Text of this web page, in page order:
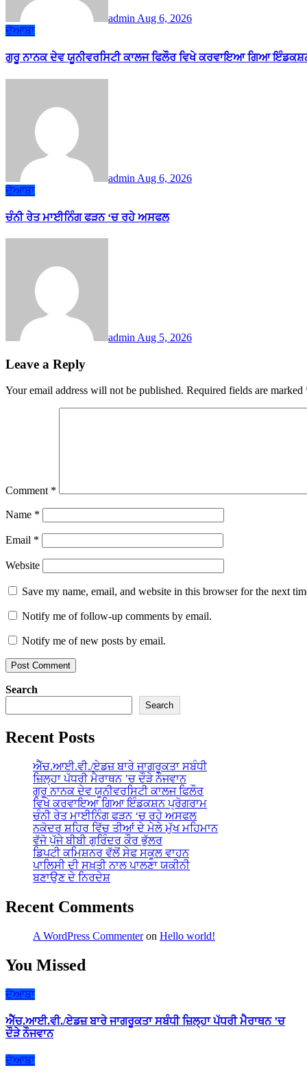
admin Aug 6, 2026
ਦੋਆਬਾ
ਗੁਰੂ ਨਾਨਕ ਦੇਵ ਯੂਨੀਵਰਸਿਟੀ ਕਾਲਜ ਫਿਲੌਰ ਵਿਖੇ ਕਰਵਾਇਆ ਗਿਆ
admin Aug 6, 2026
ਦੋਆਬਾ
ਚੰਨੀ ਰੇਤ ਮਾਈਨਿੰਗ ਫੜਨ ‘ਚ ਰਹੇ ਅਸਫਲ
admin Aug 5, 2026
Leave a Reply
Your email address will not be published. Required fields are marked
Comment *
Name *
Email *
Website
Save my name, email, and website in this browser for the next
Notify me of follow-up comments by email.
Notify me of new posts by email.
Search
Search
Recent Posts
ਐੱਚ.ਆਈ.ਵੀ./ਏਡਜ਼ ਬਾਰੇ ਜਾਗਰੂਕਤਾ ਸਬੰਧੀ
ਜ਼ਿਲ੍ਹਾ ਪੱਧਰੀ ਮੈਰਾਥਨ ’ਚ ਦੌੜੇ ਨੌਜਵਾਨ
ਗੁਰੂ ਨਾਨਕ ਦੇਵ ਯੂਨੀਵਰਸਿਟੀ ਕਾਲਜ ਫਿਲੌਰ
ਵਿਖੇ ਕਰਵਾਇਆ ਗਿਆ ਇੰਡਕਸ਼ਨ ਪ੍ਰੋਗਰਾਮ
ਚੰਨੀ ਰੇਤ ਮਾਈਨਿੰਗ ਫੜਨ ‘ਚ ਰਹੇ ਅਸਫਲ
ਨਕੋਦਰ ਸ਼ਹਿਰ ਵਿੱਚ ਤੀਆਂ ਦੇ ਮੇਲੇ ਮੁੱਖ ਮਹਿਮਾਨ
ਵੱਜੋ ਪੁੱਜੇ ਬੀਬੀ ਗੁਰਿੰਦਰ ਕੌਰ ਭੁੱਲਰ
ਡਿਪਟੀ ਕਮਿਸ਼ਨਰ ਵੱਲੋਂ ਸੇਫ ਸਕੂਲ ਵਾਹਨ
ਪਾਲਿਸੀ ਦੀ ਸਖ਼ਤੀ ਨਾਲ ਪਾਲਣਾ ਯਕੀਨੀ
ਬਣਾਉਣ ਦੇ ਨਿਰਦੇਸ਼
Recent Comments
A WordPress Commenteron Hello world!
You Missed
ਦੋਆਬਾ
ਐੱਚ.ਆਈ.ਵੀ./ਏਡਜ਼ ਬਾਰੇ ਜਾਗਰੂਕਤਾ ਸਬੰਧੀ ਜ਼ਿਲ੍ਹਾ ਪੱਧਰੀ ਮੈਰਾਥਨ ’ਚ
ਦੌੜੇ ਨੌਜਵਾਨ
ਦੋਆਬਾ